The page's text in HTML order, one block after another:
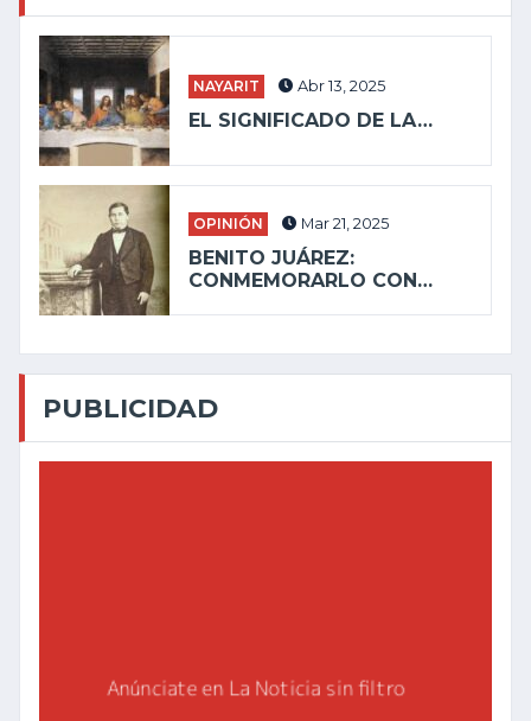
NAYARIT Abr 13, 2025
EL SIGNIFICADO DE LA…
OPINIÓN Mar 21, 2025
BENITO JUÁREZ:
CONMEMORARLO CON…
PUBLICIDAD